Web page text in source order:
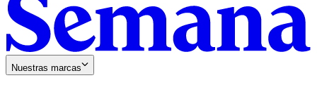
Nuestras marcas